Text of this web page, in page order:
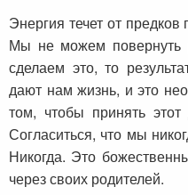
Энергия течет от
Мы не можем повернуть
сделаем это, то
дают нам жизнь, и это
том, чтобы принять
Согласиться, что мы
Никогда. Это
через своих родителей.